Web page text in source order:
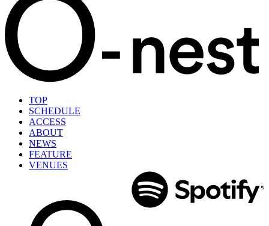
TOP
SCHEDULE
ACCESS
ABOUT
NEWS
FEATURE
VENUES